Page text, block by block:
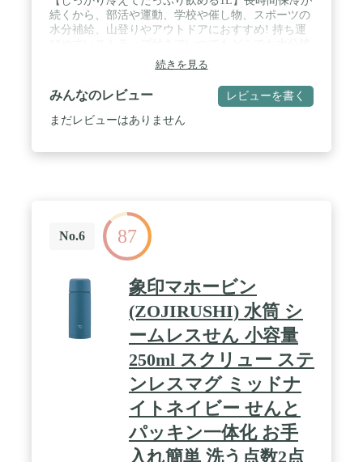
続くから、部活や運動、学校や催し物、スポーツの
水分補給、山登りやアウトドアにおすすめ! 持ち運
給。 / 【真空断熱層で6時間冷たさキープ! 】外びん
と内びんの間の真空断熱層が冷たさキープ。飲み物
の冷たさを逃しにくく、外の熱を中に伝えにくい。
だから保冷効果6時間持続! たっぷりの飲料も6時間
冷たさをキープ。いつでも冷たい飲み物を楽しめま
撃に強い側面! 側面部分は衝撃に強く、不意な落下
にも安心。閉めたファスナーを覆えるファスナーガ
ードでボトルが落ちるのを防ぎます。 / 【少ないパ
ーツで手間がかからない】パーツはたったの3つ! 洗
い物が少ないので、手間がかからず、忙しいお母さ
んもにも安心設計。【気になったらいつでも交換ス
ペアパッキン付き! 】ふたパッキンと栓パッキンの
スペアがセットに、汚れが気になった時や破損した
時などもすぐに交換ができて、いつでも清潔を保て
ます。 / 【商品詳細】サイズ(カバー込みサイズ):幅
12.4×奥行9.3×高さ27.5cm(約) 質量:約510g 実容量:約
1.0L 保冷効力:9度以下(6時間) 選べる2カラー:レッ
続きを見る
みんなのレビュー レビューを書く
まだレビューはありません
No.6 87
象印マホービン
(ZOJIRUSHI) 水筒 シ
ームレスせん 小容量
250ml スクリュー ステ
ンレスマグ ミッドナ
イトネイビー せんと
パッキン一体化 お手
入れ簡単 洗う点数2点